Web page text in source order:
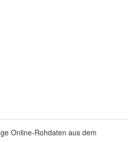
Online-Rohdaten aus dem